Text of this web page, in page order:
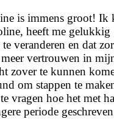
is immens groot! Ik
heeft me
veranderen en dat
vertrouwen in
zover te kunnen
om stappen te
vragen hoe het met
periode